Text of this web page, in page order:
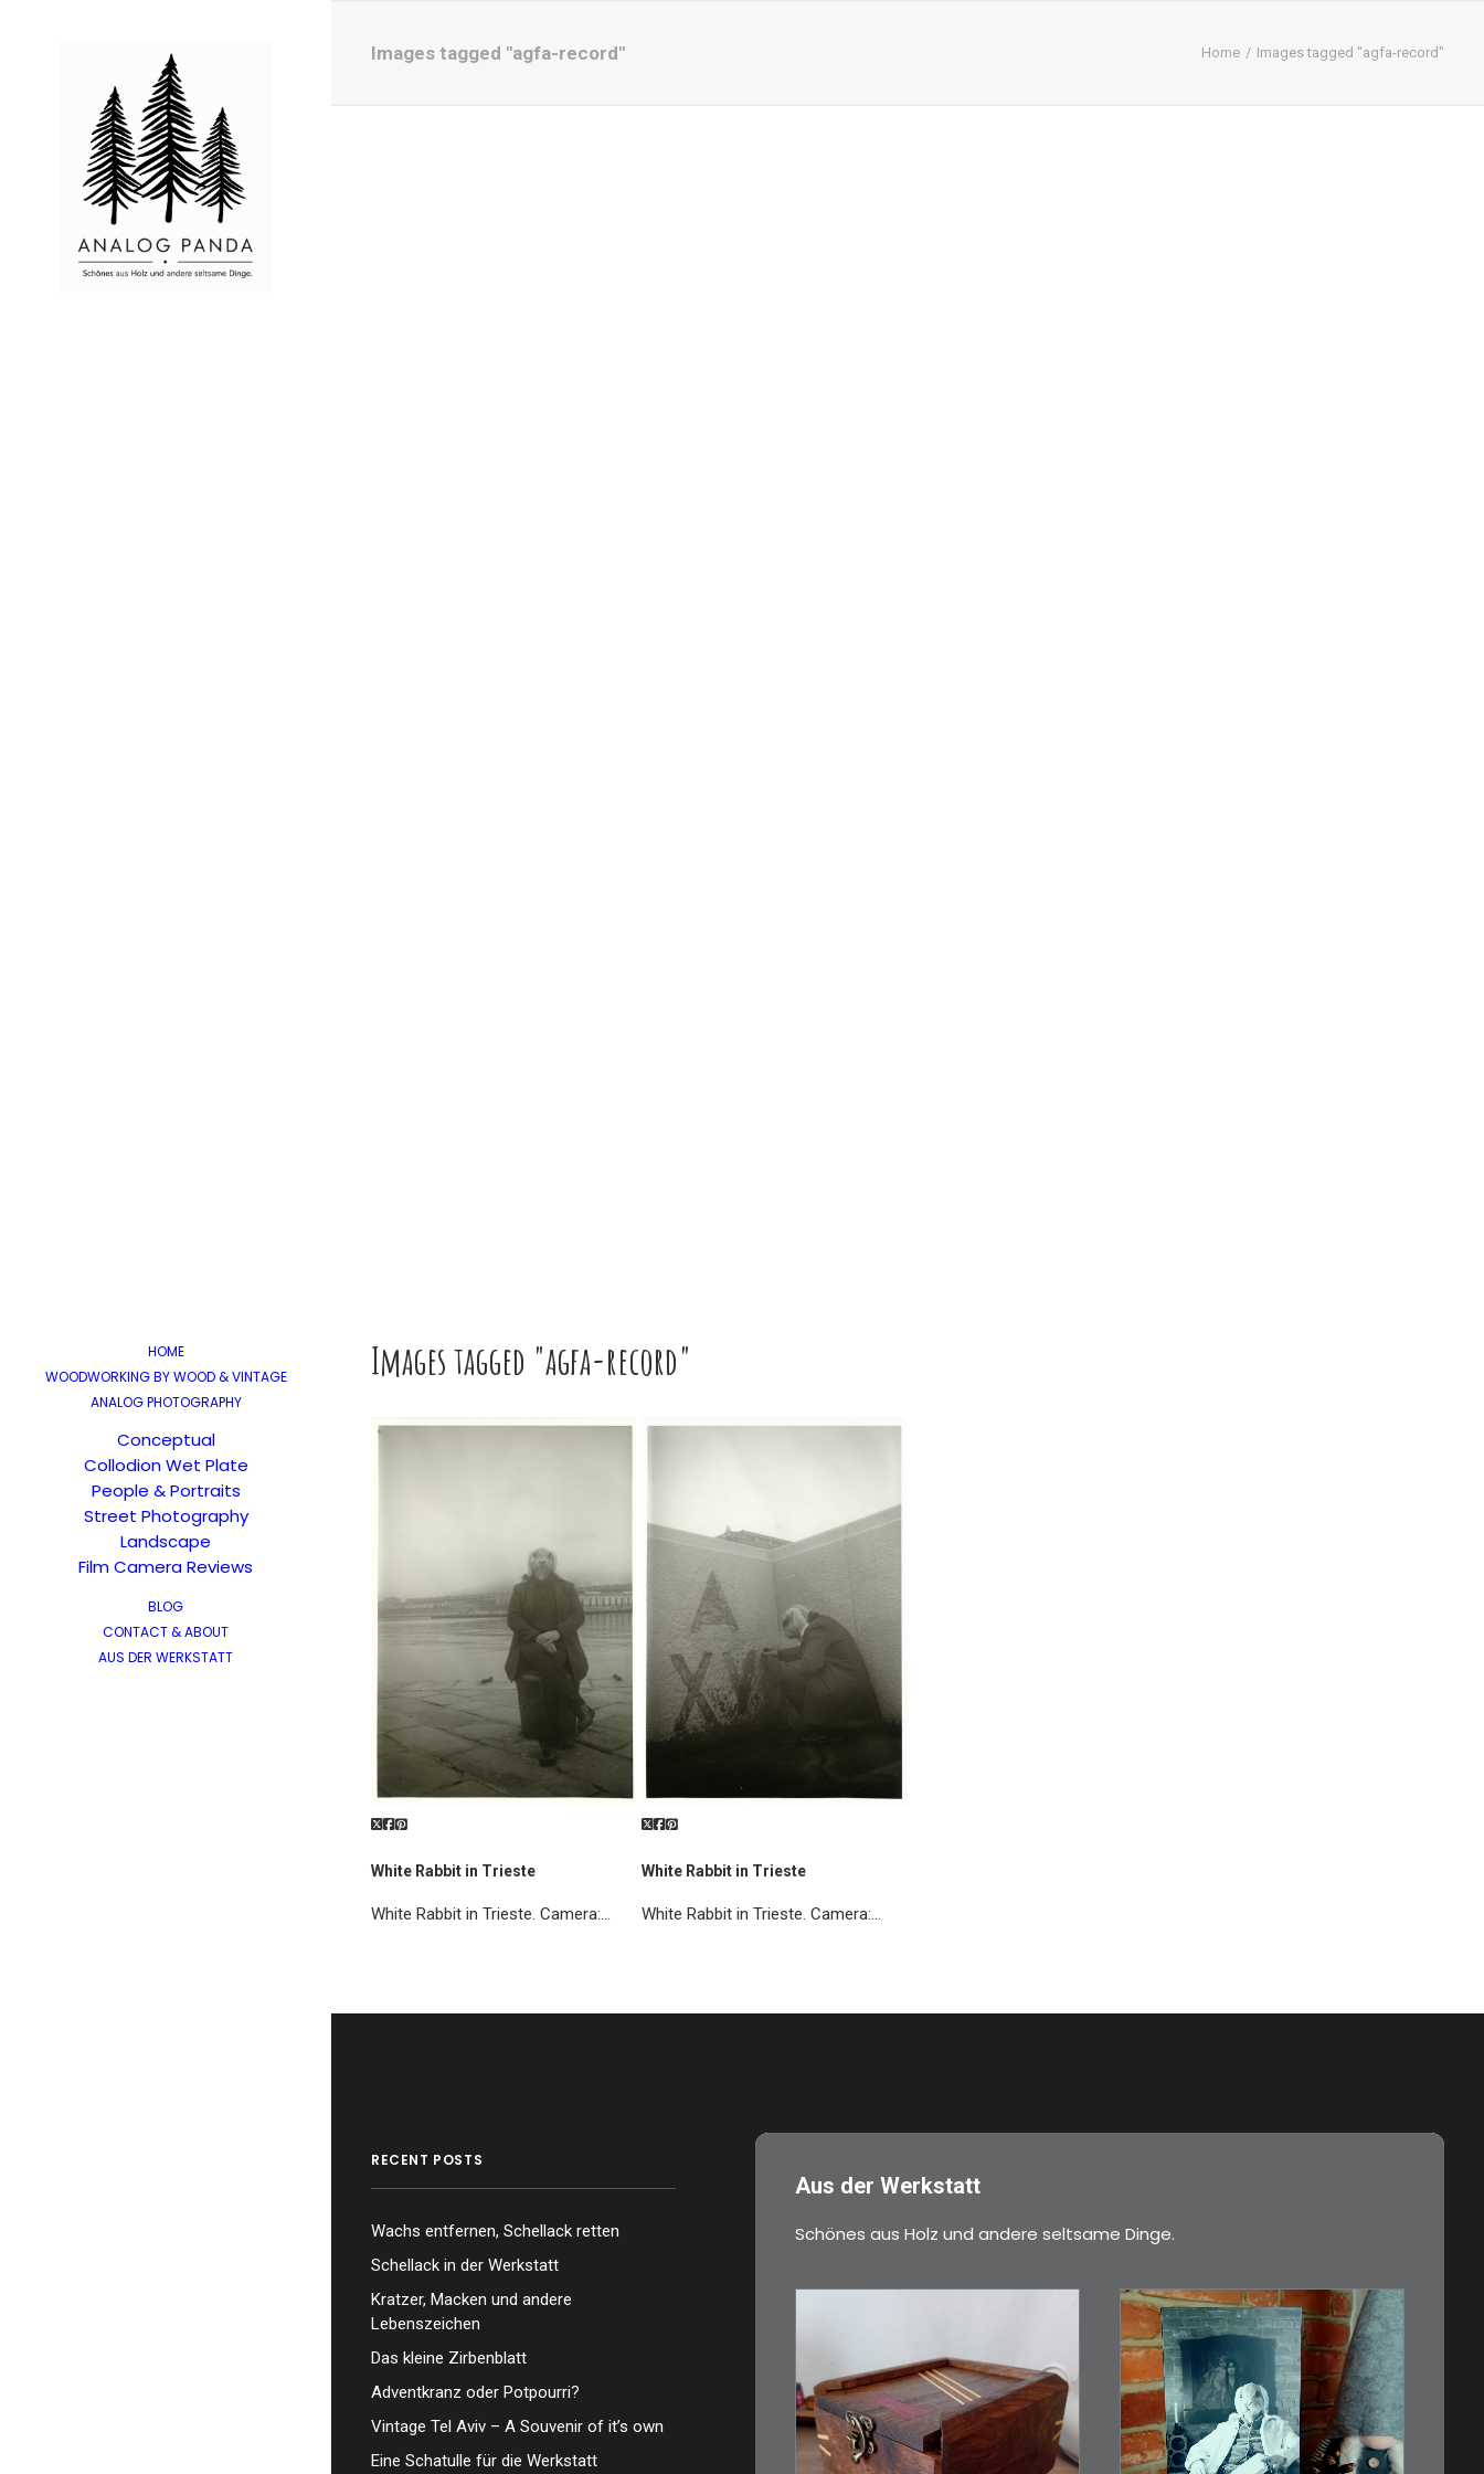
HOME
WOODWORKING BY WOOD & VINTAGE
ANALOG PHOTOGRAPHY
Conceptual
Collodion Wet Plate
People & Portraits
Street Photography
Landscape
Film Camera Reviews
BLOG
CONTACT & ABOUT
AUS DER WERKSTATT
Images tagged "agfa-record" Home Images tagged "agfa-record"
Images tagged "agfa-record"
White Rabbit in Trieste
White Rabbit in Trieste. Camera:…
White Rabbit in Trieste
White Rabbit in Trieste. Camera:…
RECENT POSTS
Wachs entfernen, Schellack retten
Schellack in der Werkstatt
Kratzer, Macken und andere
Lebenszeichen
Das kleine Zirbenblatt
Adventkranz oder Potpourri?
Vintage Tel Aviv – A Souvenir of it’s own
Eine Schatulle für die Werkstatt
Aus der Werkstatt
Schönes aus Holz und andere seltsame Dinge.
€39,00
Eine kleine, simple
Schatulle aus
€3,00
Limitierte Auflage.